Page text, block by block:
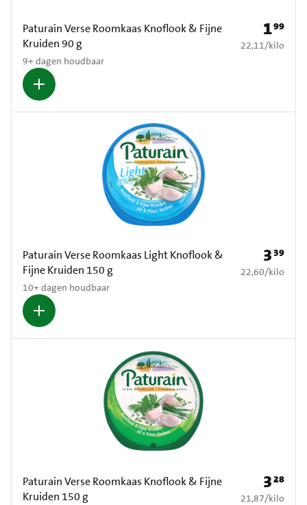
Paturain Verse Roomkaas Knoflook & Fijne
Kruiden 90 g
9+ dagen houdbaar
Prijs: €
199
€ 22,11 per kilo
22,11/kilo
Paturain Verse Roomkaas Light Knoflook &
Fijne Kruiden 150 g
10+ dagen houdbaar
Prijs: €
339
€ 22,60 per kilo
22,60/kilo
Paturain Verse Roomkaas Knoflook & Fijne
Kruiden 150 g
Prijs: €
328
€ 21,87 per kilo
21,87/kilo